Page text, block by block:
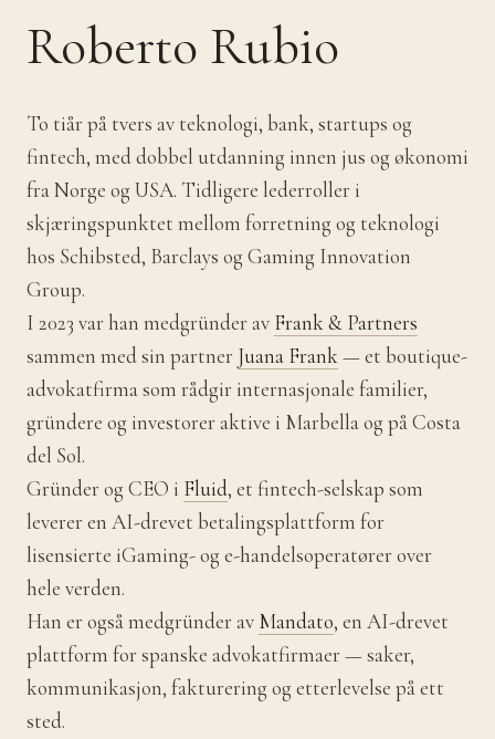
Roberto Rubio
To tiår på tvers av teknologi, bank, startups og
fintech, med dobbel utdanning innen jus og økonomi
fra Norge og USA. Tidligere lederroller i
skjæringspunktet mellom forretning og teknologi
hos Schibsted, Barclays og Gaming Innovation
Group.
I 2023 var han medgründer av Frank & Partners
sammen med sin partner Juana Frank— et boutique-
advokatfirma som rådgir internasjonale familier,
gründere og investorer aktive i Marbella og på Costa
del Sol.
Gründer og CEO i Fluid, et fintech-selskap som
leverer en AI-drevet betalingsplattform for
lisensierte iGaming- og e-handelsoperatører over
hele verden.
Han er også medgründer av Mandato, en AI-drevet
plattform for spanske advokatfirmaer — saker,
kommunikasjon, fakturering og etterlevelse på ett
sted.